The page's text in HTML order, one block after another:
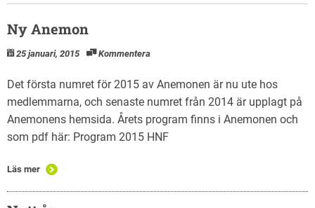
Ny Anemon
25 januari, 2015 Kommentera
Det första numret för 2015 av Anemonen är nu ute hos
medlemmarna, och senaste numret från 2014 är upplagt på
Anemonens hemsida. Årets program finns i Anemonen och
som pdf här: Program 2015 HNF
Läs mer